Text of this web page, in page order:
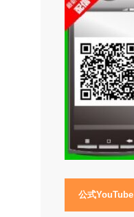
公式YouTube